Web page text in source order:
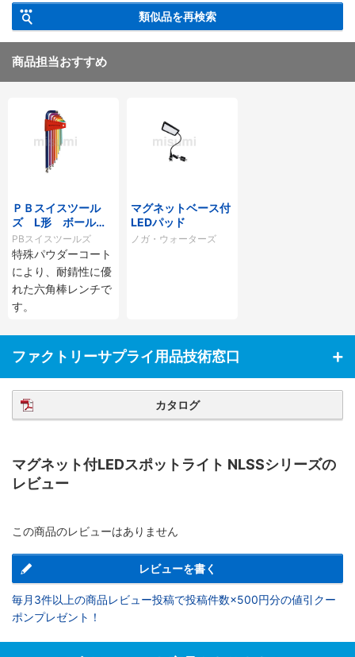
類似品を再検索
商品担当おすすめ
ＰＢスイスツール
ズ L形 ボール付
ロング六角棒レンチ
セット（レインボ
ー）
PBスイスツールズ
特殊パウダーコート
により、耐錆性に優
れた六角棒レンチで
す。
マグネットベース付
LEDパッド
ノガ・ウォーターズ
ファクトリーサプライ用品技術窓口
カタログ
マグネット付LEDスポットライト NLSSシリーズの
レビュー
この商品のレビューはありません
レビューを書く
毎月3件以上の商品レビュー投稿で投稿件数×500円分の値引クー
ポンプレゼント！